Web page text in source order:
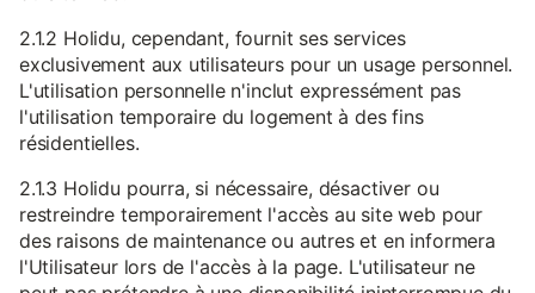
2.1.2 Holidu, cependant, fournit ses services
exclusivement aux utilisateurs pour un usage personnel.
L'utilisation personnelle n'inclut expressément pas
l'utilisation temporaire du logement à des fins
résidentielles.
2.1.3 Holidu pourra, si nécessaire, désactiver ou
restreindre temporairement l'accès au site web pour
des raisons de maintenance ou autres et en informera
l'Utilisateur lors de l'accès à la page. L'utilisateur ne